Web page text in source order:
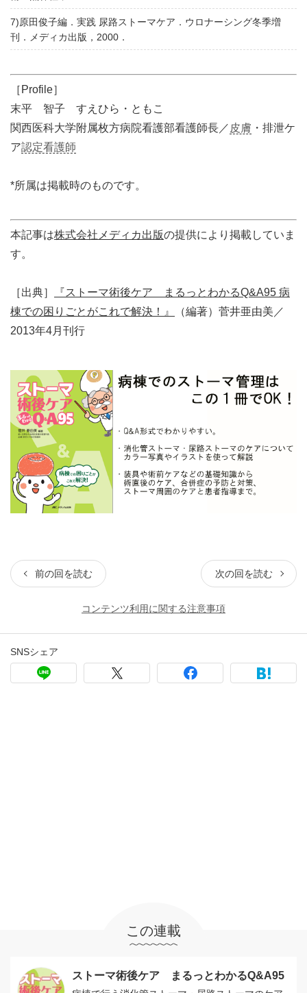
7)原田俊子編．実践 尿路ストーマケア．ウロナーシング冬季増
刊．メディカ出版，2000．
［Profile］
末平 智子 すえひら・ともこ
関西医科大学附属枚方病院看護部看護師長／ 皮膚 ・排泄ケ
ア認定看護師
*所属は掲載時のものです。
本記事は株式会社メディカ出版の提供により掲載していま
す。
［出典］
『ストーマ術後ケア まるっとわかるQ&A95 病
棟での困りごとがこれで解決！』
（編著）菅井亜由美／
2013年4月刊行
前の回を読む 次の回を読む
コンテンツ利用に関する注意事項
SNSシェア
この連載
ストーマ術後ケア まるっとわかるQ&A95